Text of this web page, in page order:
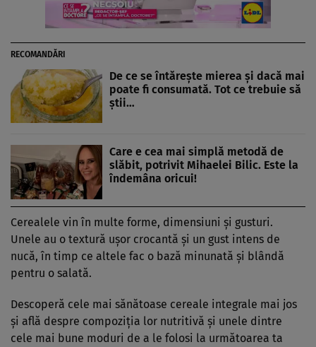
RECOMANDĂRI
De ce se întărește mierea și dacă mai
poate fi consumată. Tot ce trebuie să
știi…
Care e cea mai simplă metodă de
slăbit, potrivit Mihaelei Bilic. Este la
îndemâna oricui!
Cerealele vin în multe forme, dimensiuni și gusturi.
Unele au o textură ușor crocantă și un gust intens de
nucă, în timp ce altele fac o bază minunată și blândă
pentru o salată.
Descoperă cele mai sănătoase cereale integrale mai jos
și află despre compoziția lor nutritivă și unele dintre
cele mai bune moduri de a le folosi la următoarea ta